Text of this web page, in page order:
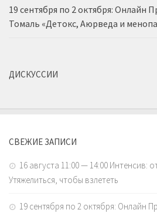
19 сентября по 2 октября: Онлайн
Томаль «Детокс, Аюрведа и
ДИСКУССИИ
СВЕЖИЕ ЗАПИСИ
16 августа 11:00 — 14:00 Интенсив:
Утяжелиться, чтобы взлететь
19 сентября по 2 октября: Онлайн